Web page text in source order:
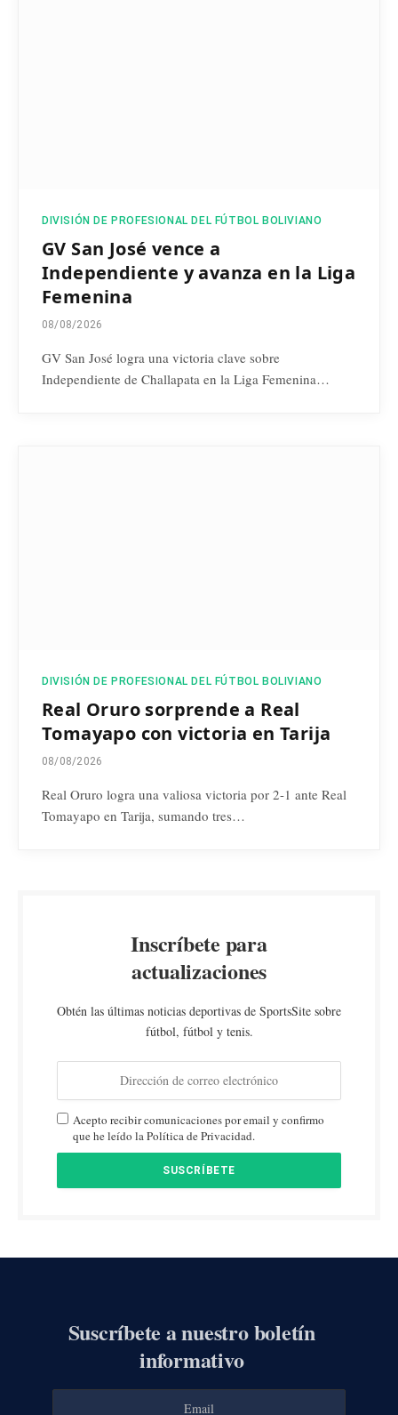
DIVISIÓN DE PROFESIONAL DEL FÚTBOL BOLIVIANO
GV San José vence a
Independiente y avanza en la Liga
Femenina
08/08/2026
GV San José logra una victoria clave sobre
Independiente de Challapata en la Liga Femenina…
DIVISIÓN DE PROFESIONAL DEL FÚTBOL BOLIVIANO
Real Oruro sorprende a Real
Tomayapo con victoria en Tarija
08/08/2026
Real Oruro logra una valiosa victoria por 2-1 ante Real
Tomayapo en Tarija, sumando tres…
Inscríbete para
actualizaciones
Obtén las últimas noticias deportivas de SportsSite sobre
fútbol, fútbol y tenis.
Acepto recibir comunicaciones por email y confirmo
que he leído la Política de Privacidad.
Suscríbete a nuestro boletín
informativo